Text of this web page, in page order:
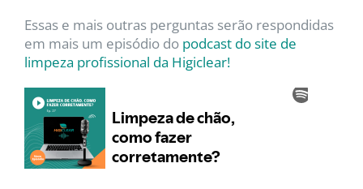
Essas e mais outras perguntas serão respondidas
em mais um episódio do podcast do site de
limpeza profissional da Higiclear!